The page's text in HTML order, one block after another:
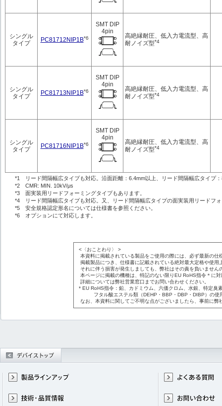
シングル
タイプ
PC81712NIP1B*6
SMT DIP
4pin
高絶縁耐圧、低入力電流型、高
耐ノイズ型*4
シングル
タイプ
PC81713NIP1B*6
SMT DIP
4pin
高絶縁耐圧、低入力電流型、高
耐ノイズ型*4
シングル
タイプ
PC81716NIP1B*6
SMT DIP
4pin
高絶縁耐圧、低入力電流型、高
耐ノイズ型*4
*1 リード間隔幅広タイプも対応。沿面距離：6.4mm以上、リード間隔幅広タイプ
*2 CMR: MIN. 10kV/μs
*3 面実装用リードフォーミングタイプもあります。
*4 リード間隔幅広タイプも対応。又、リード間隔幅広タイプの面実装用リードフ
*5 安全規格認定形名については仕様書を参照ください。
*6 オプションにて対応します。
<〈おことわり〉 >
本資料に掲載されている製品をご使用の際には、必ず最新の
掲載製品につき、仕様書に記載されている絶対最大定格や使
それに伴う損害が発生しましても、弊社はその責を負いません
本ページに掲載の機種は、特記のない限りEU RoHS指令＊に
詳細については弊社営業窓口までお問い合わせください。
* EU RoHS指令：鉛、カドミウム、六価クロム、水銀、特定臭
フタル酸エステル類（DEHP・BBP・DBP・DIBP）の使
なお、本資料に関してご不明な点がございましたら、事前に